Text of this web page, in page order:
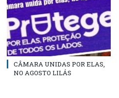
CÂMARA UNIDAS POR ELAS,
NO AGOSTO LILÁS